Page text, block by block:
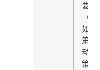
要事
（例
如，
策已
动、
策成